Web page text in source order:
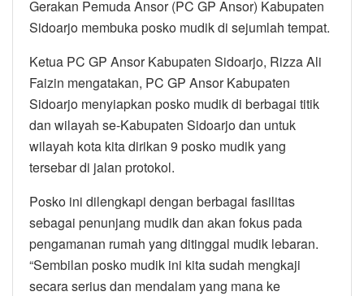
Gerakan Pemuda Ansor (PC GP Ansor) Kabupaten
Sidoarjo membuka posko mudik di sejumlah tempat.
Ketua PC GP Ansor Kabupaten Sidoarjo, Rizza Ali
Faizin mengatakan, PC GP Ansor Kabupaten
Sidoarjo menyiapkan posko mudik di berbagai titik
dan wilayah se-Kabupaten Sidoarjo dan untuk
wilayah kota kita dirikan 9 posko mudik yang
tersebar di jalan protokol.
Posko ini dilengkapi dengan berbagai fasilitas
sebagai penunjang mudik dan akan fokus pada
pengamanan rumah yang ditinggal mudik lebaran.
“Sembilan posko mudik ini kita sudah mengkaji
secara serius dan mendalam yang mana ke